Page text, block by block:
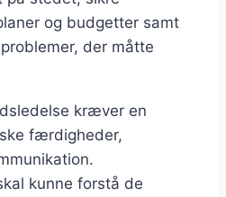
og budgetter samt
der måtte
kræver en
færdigheder,
kunne forstå de